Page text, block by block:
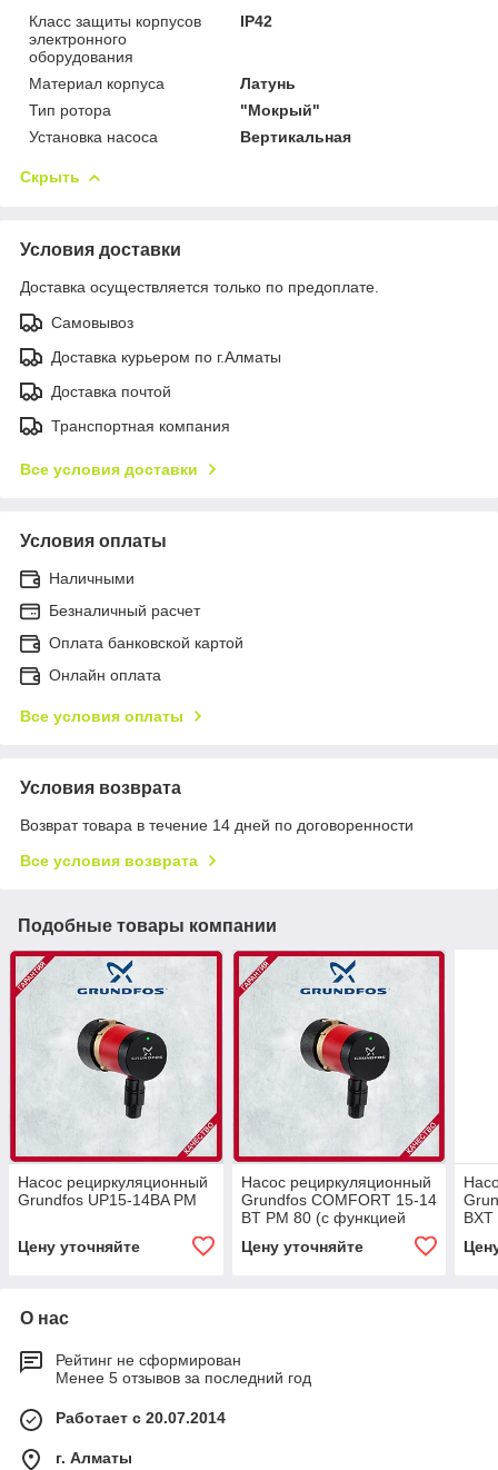
Класс защиты корпусов
электронного
оборудования
IP42
Материал корпуса
Латунь
Тип ротора
"Мокрый"
Установка насоса
Вертикальная
Скрыть
Условия доставки
Доставка осуществляется только по предоплате.
Самовывоз
Доставка курьером по г.Алматы
Доставка почтой
Транспортная компания
Все условия доставки
Условия оплаты
Наличными
Безналичный расчет
Оплата банковской картой
Онлайн оплата
Все условия оплаты
Условия возврата
Возврат товара в течение 14 дней по договоренности
Все условия возврата
Подобные товары компании
Насос рециркуляционный
Grundfos UP15-14BA PM
Цену уточняйте
Насос рециркуляционный
Grundfos COMFORT 15-14
BT PM 80 (с функцией
котроля тем.-ры), Rp 1/2"
Цену уточняйте
О нас
Рейтинг не сформирован
Менее 5 отзывов за последний год
Работает с 20.07.2014
г. Алматы